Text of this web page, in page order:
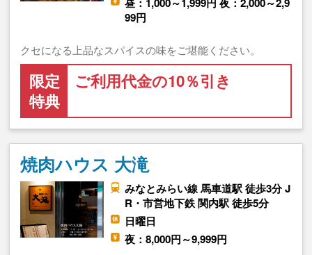
99円
クセになる上品なスパイスの味をご堪能ください。
限定
特典
ご利用代金の10％引き
焼肉ハウス 大滝
みなとみらい線 馬車道駅 徒歩3分 J
R・市営地下鉄 関内駅 徒歩5分
日曜日
夜：8,000円～9,999円